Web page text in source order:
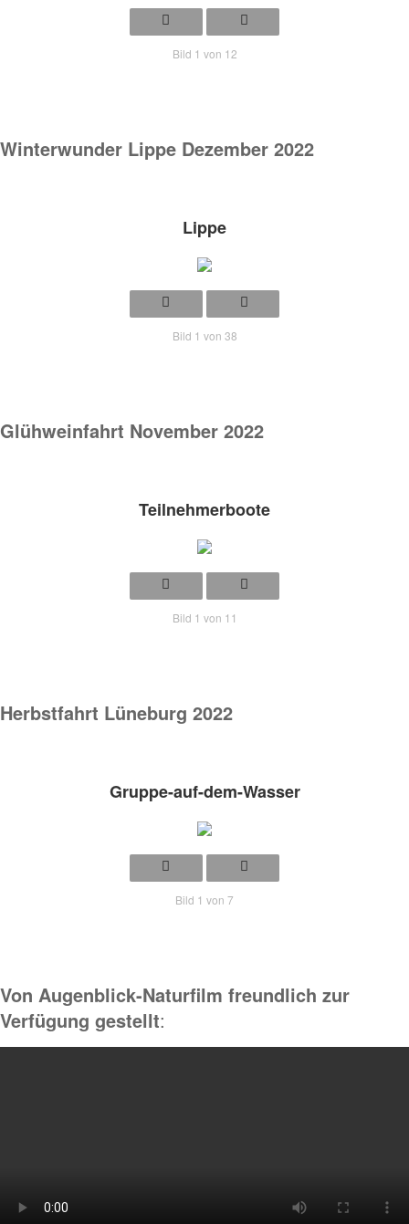
Bild 1 von 12
Winterwunder Lippe Dezember 2022
Lippe
Bild 1 von 38
Glühweinfahrt November 2022
Teilnehmerboote
Bild 1 von 11
Herbstfahrt Lüneburg 2022
Gruppe-auf-dem-Wasser
Bild 1 von 7
Von Augenblick-Naturfilm freundlich zur
Verfügung gestellt: